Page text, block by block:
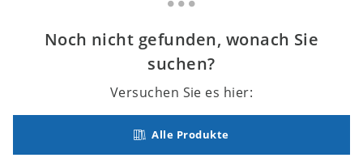
Noch nicht gefunden, wonach Sie
suchen?
Versuchen Sie es hier:
Alle Produkte